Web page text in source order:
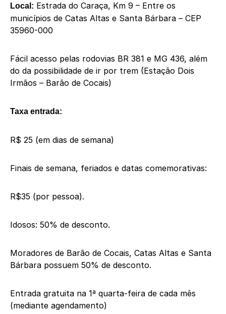
Local: Estrada do Caraça, Km 9 – Entre os
municípios de Catas Altas e Santa Bárbara – CEP
35960-000
Fácil acesso pelas rodovias BR 381 e MG 436, além
do da possibilidade de ir por trem (Estação Dois
Irmãos – Barão de Cocais)
Taxa entrada:
R$ 25 (em dias de semana)
Finais de semana, feriados e datas comemorativas:
R$35 (por pessoa).
Idosos: 50% de desconto.
Moradores de Barão de Cocais, Catas Altas e Santa
Bárbara possuem 50% de desconto.
Entrada gratuita na 1ª quarta-feira de cada mês
(mediante agendamento)